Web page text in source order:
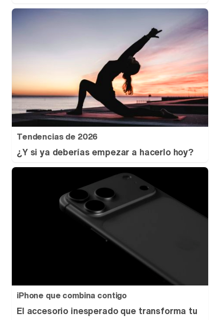
Tendencias de 2026
¿Y si ya deberías empezar a hacerlo hoy?
iPhone que combina contigo
El accesorio inesperado que transforma tu